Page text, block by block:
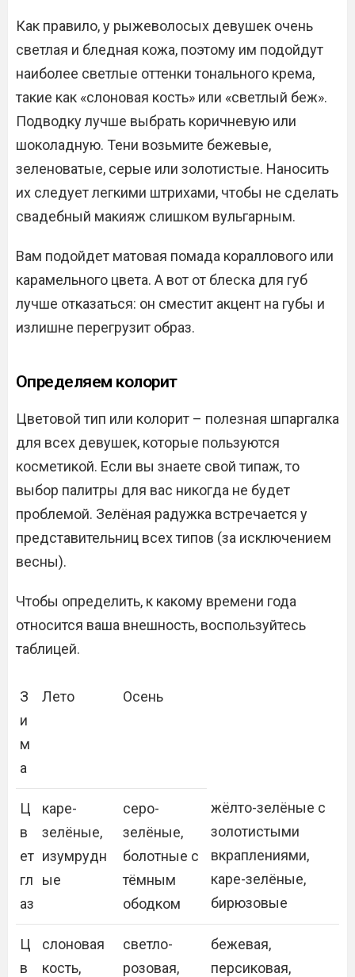
Как правило, у рыжеволосых девушек очень
светлая и бледная кожа, поэтому им подойдут
наиболее светлые оттенки тонального крема,
такие как «слоновая кость» или «светлый беж».
Подводку лучше выбрать коричневую или
шоколадную. Тени возьмите бежевые,
зеленоватые, серые или золотистые. Наносить
их следует легкими штрихами, чтобы не сделать
свадебный макияж слишком вульгарным.
Вам подойдет матовая помада кораллового или
карамельного цвета. А вот от блеска для губ
лучше отказаться: он сместит акцент на губы и
излишне перегрузит образ.
Определяем колорит
Цветовой тип или колорит – полезная шпаргалка
для всех девушек, которые пользуются
косметикой. Если вы знаете свой типаж, то
выбор палитры для вас никогда не будет
проблемой. Зелёная радужка встречается у
представительниц всех типов (за исключением
весны).
Чтобы определить, к какому времени года
относится ваша внешность, воспользуйтесь
таблицей.
З
и
м
а
Лето Осень
Ц
в
ет
гл
аз
каре-
зелёные,
изумрудн
ые
серо-
зелёные,
болотные с
тёмным
ободком
жёлто-зелёные с
золотистыми
вкраплениями,
каре-зелёные,
бирюзовые
Ц
в
слоновая
кость,
светло-
розовая,
бежевая,
персиковая,